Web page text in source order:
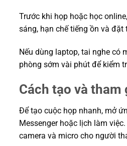
Trước khi họp hoặc học
sáng, hạn chế tiếng ồn và đặt
Nếu dùng laptop, tai nghe có
phòng sớm vài phút để kiểm
Cách tạo và
Để tạo cuộc họp nhanh, mở
Messenger hoặc lịch làm
camera và micro cho người